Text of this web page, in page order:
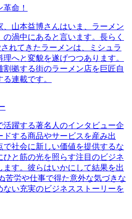
命！
、山本益博さんはいま、ラーメン
渦中にあると言います。長らく
れてきたラーメンは、ミシュラ
へと変貌を遂げつつあります。
割拠する街のラーメン店を巨匠自
連載です。
活躍する著名人のインタビュー企
ドする商品やサービスを産み出
で社会に新しい価値を提供するな
ひと筋の光を照らす注目のビジネ
ます。彼らはいかにして結果を出
苦労や仕事で得た意外な気づきな
ない充実のビジネスストーリーを